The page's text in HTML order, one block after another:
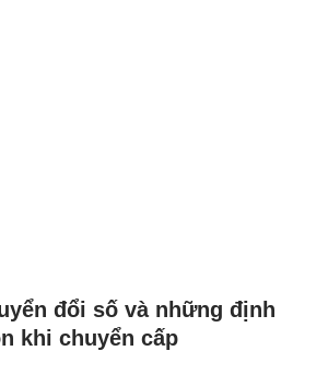
đổi số và những định
khi chuyển cấp